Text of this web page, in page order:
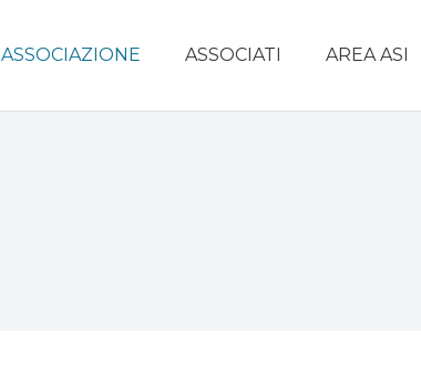
ASSOCIAZIONE ASSOCIATI AREA ASI